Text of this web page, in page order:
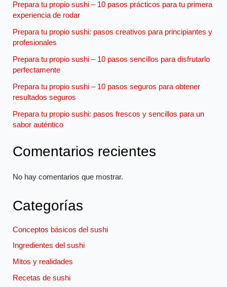
Prepara tu propio sushi – 10 pasos prácticos para tu primera
experiencia de rodar
Prepara tu propio sushi: pasos creativos para principiantes y
profesionales
Prepara tu propio sushi – 10 pasos sencillos para disfrutarlo
perfectamente
Prepara tu propio sushi – 10 pasos seguros para obtener
resultados seguros
Prepara tu propio sushi: pasos frescos y sencillos para un
sabor auténtico
Comentarios recientes
No hay comentarios que mostrar.
Categorías
Conceptos básicos del sushi
Ingredientes del sushi
Mitos y realidades
Recetas de sushi